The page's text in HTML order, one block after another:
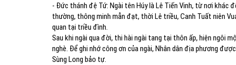
- Đức thánh đệ Tứ: Ngài tên Húy là Lê Tiến Vinh, từ nơi khác
thường, thông minh mẫn đạt, thời Lê triều, Canh Tuất niên
quan tại triều đình.
Sau khi ngài qua đời, thi hài ngài tang tại thôn ấp, hiện ngôi
nghè. Để ghi nhớ công ơn của ngài, Nhân dân địa phương
Sùng Long bảo tự.